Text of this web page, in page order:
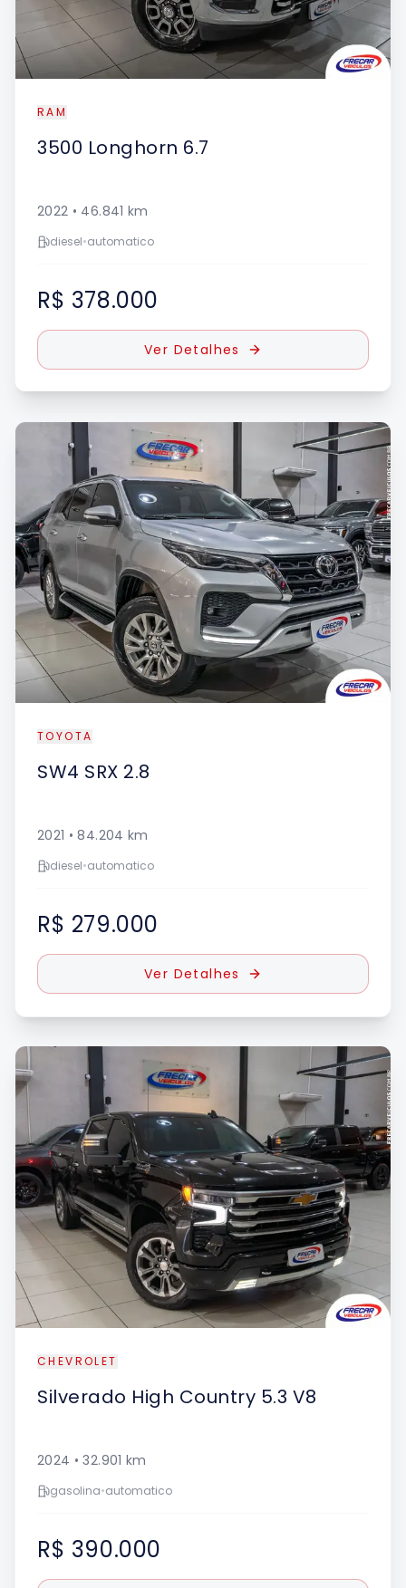
RAM
3500 Longhorn 6.7
2022 • 46.841 km
diesel•automatico
R$ 378.000
Ver Detalhes
TOYOTA
SW4 SRX 2.8
2021 •84.204 km
diesel•automatico
R$ 279.000
Ver Detalhes
CHEVROLET
Silverado High Country 5.3 V8
2024 •32.901 km
gasolina•automatico
R$ 390.000